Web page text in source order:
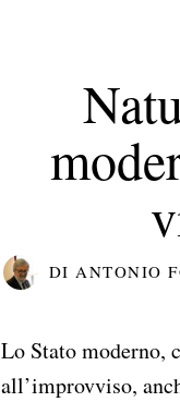
DI ANTONIO
Lo Stato moderno,
all’improvviso,